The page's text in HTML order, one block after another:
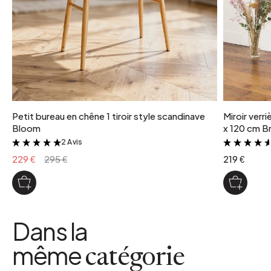
Petit bureau en chêne 1 tiroir style scandinave
Bloom
&
2 Avis
229 € 295 €
Miroir
x 120 cm
219 €
Dans la
mêmecatégorie